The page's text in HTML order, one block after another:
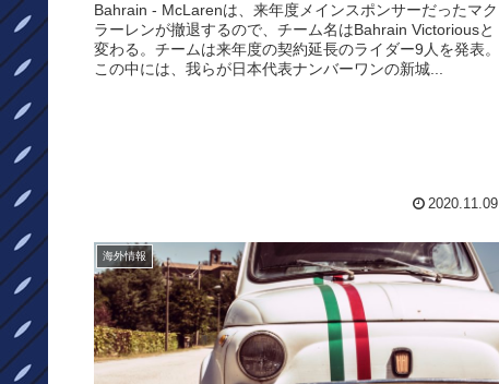
Bahrain - McLarenは、来年度メインスポンサーだったマク
ラーレンが撤退するので、チーム名はBahrain Victoriousと
変わる。チームは来年度の契約延長のライダー9人を発表。
この中には、我らが日本代表ナンバーワンの新城...
2020.11.09
海外情報